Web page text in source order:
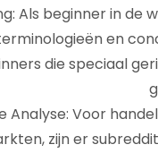
Als beginner in de
en
die speciaal
Analyse: Voor
zijn er